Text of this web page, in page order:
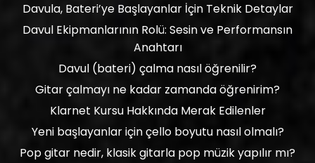
Davula, Bateri’ye Başlayanlar İçin Teknik Detaylar
Davul Ekipmanlarının Rolü: Sesin ve Performansın
Anahtarı
Davul (bateri) çalma nasıl öğrenilir?
Gitar çalmayı ne kadar zamanda öğrenirim?
Klarnet Kursu Hakkında Merak Edilenler
Yeni başlayanlar için çello boyutu nasıl olmalı?
Pop gitar nedir, klasik gitarla pop müzik yapılır mı?